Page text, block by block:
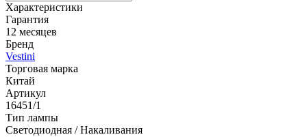
Характеристики
Гарантия
12 месяцев
Бренд
Vestini
Торговая марка
Китай
Артикул
16451/1
Тип лампы
Светодиодная / Накаливания